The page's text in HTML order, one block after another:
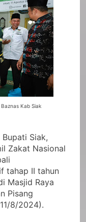
Kab Siak
Bupati Siak,
Zakat Nasional
tahap II tahun
Masjid Raya
Pisang
8/2024).